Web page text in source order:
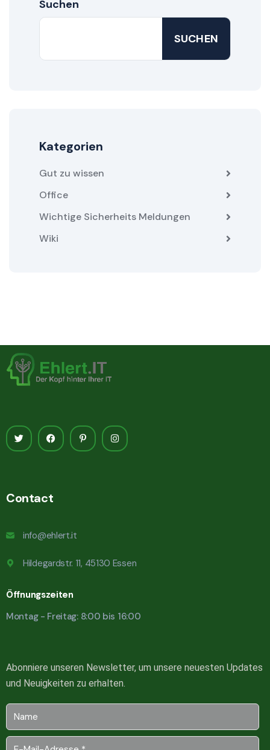
Suchen
SUCHEN
Kategorien
Gut zu wissen
Office
Wichtige Sicherheits Meldungen
Wiki
Contact
info@ehlert.it
Hildegardstr. 11, 45130 Essen
Öffnungszeiten
Montag - Freitag: 8:00 bis 16:00
Abonniere unseren Newsletter, um unsere neuesten Updates
und Neuigkeiten zu erhalten.